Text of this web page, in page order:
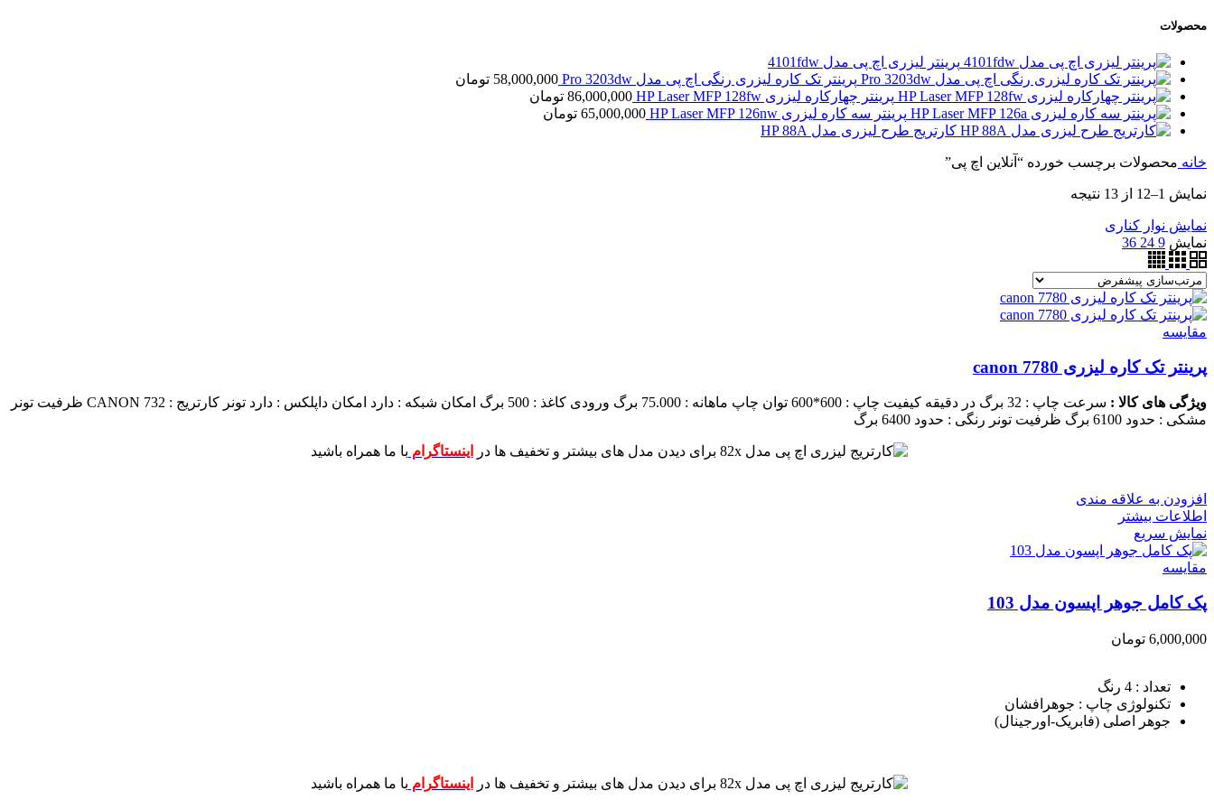
محصولات
پرینتر لیزری اچ پی مدل 4101fdw
پرینتر تک کاره لیزری رنگی اچ پی مدل Pro 3203dw
58,000,000 تومان
پرینتر چهارکاره لیزری HP Laser MFP 128fw
86,000,000 تومان
پرینتر سه کاره لیزری HP Laser MFP 126nw
65,000,000 تومان
کارتریج طرح لیزری مدل HP 88A
خانه محصولات برچسب خورده “آنلاین اچ پی”
نمایش 1–12 از 13 نتیجه
نمایش نوار کناری
نمایش 9
24
36
مقايسه
پرینتر تک کاره لیزری canon 7780
ویژگی های کالا : سرعت چاپ : 32 برگ در دقیقه کیفیت چاپ : 600*600 توان چاپ ماهانه : 75.000 برگ ورودی کاغذ : 500 برگ امکان شبکه : دارد امکان داپلکس : دارد تونر کارتریج : CANON 732
ظرفیت تونر
مشکی : حدود 6100 برگ
ظرفیت تونر رنگی : حدود 6400 برگ
برای دیدن مدل های بیشتر و تخفیف ها در اینستاگرام با ما همراه باشید
افزودن به علاقه مندی
اطلاعات بیشتر
نمایش سریع
مقايسه
پک کامل جوهر اپسون مدل 103
6,000,000 تومان
تعداد : 4 رنگ
تکنولوژی چاپ : جوهرافشان
جوهر اصلی (فابریک-اورجینال)
برای دیدن مدل های بیشتر و تخفیف ها در اینستاگرام با ما همراه باشید